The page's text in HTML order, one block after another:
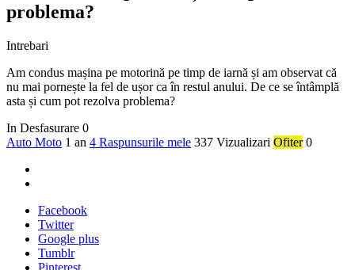
problema?
Intrebari
Am condus mașina pe motorină pe timp de iarnă și am observat că
nu mai pornește la fel de ușor ca în restul anului. De ce se întâmplă
asta și cum pot rezolva problema?
In Desfasurare 0
Auto Moto 1 an 4 Raspunsurile mele 337 Vizualizari Ofiter 0
Facebook
Twitter
Google plus
Tumblr
Pinterest